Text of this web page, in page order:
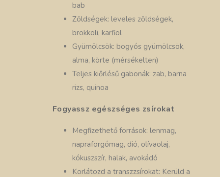
bab
Zöldségek: leveles zöldségek,
brokkoli, karfiol
Gyümölcsök: bogyós gyümölcsök,
alma, körte (mérsékelten)
Teljes kiőrlésű gabonák: zab, barna
rizs, quinoa
Fogyassz egészséges zsírokat
Megfizethető források: lenmag,
napraforgómag, dió, olívaolaj,
kókuszszír, halak, avokádó
Korlátozd a transzzsírokat: Kerüld a